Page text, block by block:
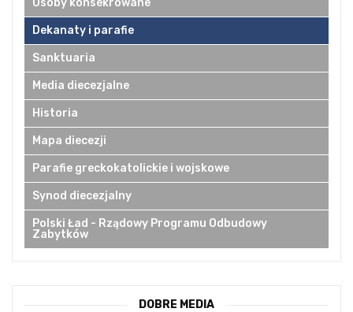
Dekanaty i parafie
Sanktuaria
Media diecezjalne
Historia
Mapa diecezji
Parafie greckokatolickie i wojskowe
Synod diecezjalny
Polski Ład - Rządowy Programu Odbudowy
Zabytków
DOBRE MEDIA